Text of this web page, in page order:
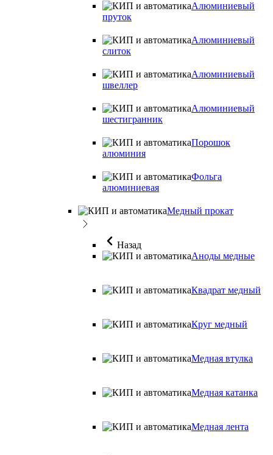
Алюминиевый
пруток
Алюминиевый
слиток
Алюминиевый
швеллер
Алюминиевый
шестигранник
Порошок
алюминия
Фольга
алюминиевая
Медный прокат
Назад
Аноды медные
Квадрат медный
Круг медный
Медная втулка
Медная катанка
Медная лента